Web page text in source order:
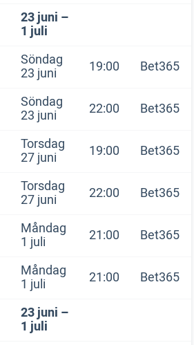
23 juni –
1 juli
Söndag
23 juni 19:00 Bet365
Söndag
23 juni 22:00 Bet365
Torsdag
27 juni 19:00 Bet365
Torsdag
27 juni 22:00 Bet365
Måndag
1 juli 21:00
Bet365
Måndag
1 juli 21:00 Bet365
23 juni –
1 juli